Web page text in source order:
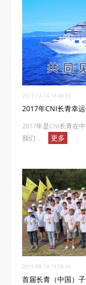
2017-12-14 16:40:35
2017年CNI长青幸
2017年是CNI长青在
我们...
更多
2015-08-19 15:56:25
首届长青（中国）